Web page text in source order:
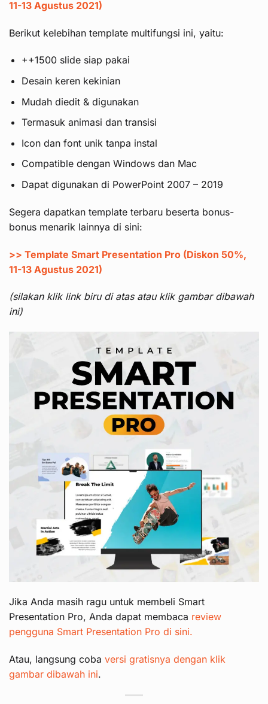
11-13 Agustus 2021)
Berikut kelebihan template multifungsi ini, yaitu:
++1500 slide siap pakai
Desain keren kekinian
Mudah diedit & digunakan
Termasuk animasi dan transisi
Icon dan font unik tanpa instal
Compatible dengan Windows dan Mac
Dapat digunakan di PowerPoint 2007 – 2019
Segera dapatkan template terbaru beserta bonus-
bonus menarik lainnya di sini:
>> Template Smart Presentation Pro (Diskon 50%,
11-13 Agustus 2021)
(silakan klik link biru di atas atau klik gambar dibawah
ini)
Jika Anda masih ragu untuk membeli Smart
Presentation Pro, Anda dapat membaca review
pengguna Smart Presentation Pro di sini.
Atau, langsung coba versi gratisnya dengan klik
gambar dibawah ini.